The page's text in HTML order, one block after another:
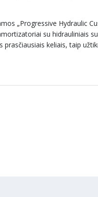
„Progressive Hydraulic
su hidrauliniais
keliais, taip